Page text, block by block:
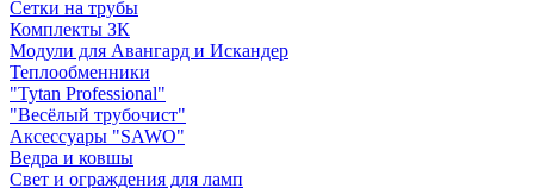
Сетки на трубы
Комплекты ЗК
Модули для Авангард и Искандер
Теплообменники
"Tytan Professional"
"Весёлый трубочист"
Аксессуары "SAWO"
Ведра и ковшы
Свет и ограждения для ламп